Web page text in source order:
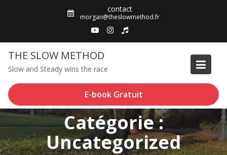
contact
morgan@theslowmethod.fr
THE SLOW METHOD
Slow and Steady wins the race
E-book Gratuit
Catégorie :
Uncategorized